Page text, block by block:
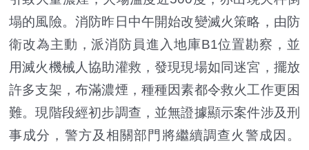
塌的風險。消防昨日中午開始改變滅火策略，由防
衛改為主動，派消防員進入地庫B1位置勘察，並
用滅火機械人協助灌救，發現現場如同迷宮，擺放
許多支架，布滿濃煙，種種因素都令救火工作更困
難。現階段經初步調查，並無證據顯示案件涉及刑
事成分，警方及相關部門將繼續調查火警成因。